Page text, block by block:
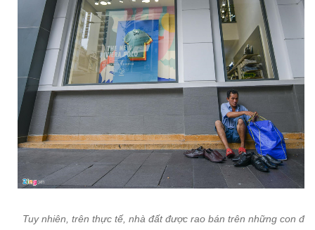
Tuy nhiên, trên thực tế, nhà đất được rao bán trên những con